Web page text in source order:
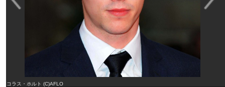
ニコラス・ホルト (C)AFLO